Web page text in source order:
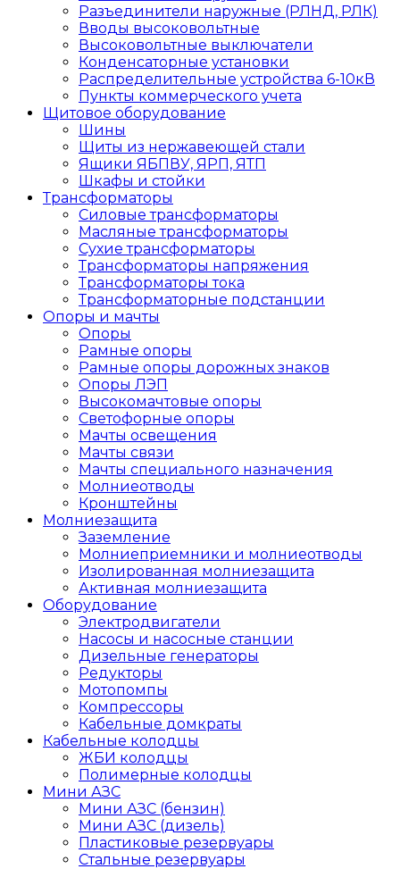
Разъединители наружные (РЛНД, РЛК)
Вводы высоковольтные
Высоковольтные выключатели
Конденсаторные установки
Распределительные устройства 6-10кВ
Пункты коммерческого учета
Щитовое оборудование
Шины
Щиты из нержавеющей стали
Ящики ЯБПВУ, ЯРП, ЯТП
Шкафы и стойки
Трансформаторы
Силовые трансформаторы
Масляные трансформаторы
Сухие трансформаторы
Трансформаторы напряжения
Трансформаторы тока
Трансформаторные подстанции
Опоры и мачты
Опоры
Рамные опоры
Рамные опоры дорожных знаков
Опоры ЛЭП
Высокомачтовые опоры
Светофорные опоры
Мачты освещения
Мачты связи
Мачты специального назначения
Молниеотводы
Кронштейны
Молниезащита
Заземление
Молниеприемники и молниеотводы
Изолированная молниезащита
Активная молниезащита
Оборудование
Электродвигатели
Насосы и насосные станции
Дизельные генераторы
Редукторы
Мотопомпы
Компрессоры
Кабельные домкраты
Кабельные колодцы
ЖБИ колодцы
Полимерные колодцы
Мини АЗС
Мини АЗС (бензин)
Мини АЗС (дизель)
Пластиковые резервуары
Стальные резервуары